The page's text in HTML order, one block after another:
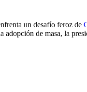
un desafío feroz de
de masa, la